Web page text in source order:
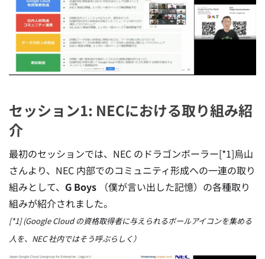
セッション1: NECにおける取り組み紹
介
最初のセッションでは、NEC のドラゴンボーラー[*1]烏山
さんより、NEC 内部でのコミュニティ形成への一連の取り
組みとして、 G Boys （僕が言い出した記憶）の各種取り
組みが紹介されました。
[*1] (Google Cloud の資格取得者に与えられるボールアイコンを集める
人を、NEC 社内ではそう呼ぶらしく）